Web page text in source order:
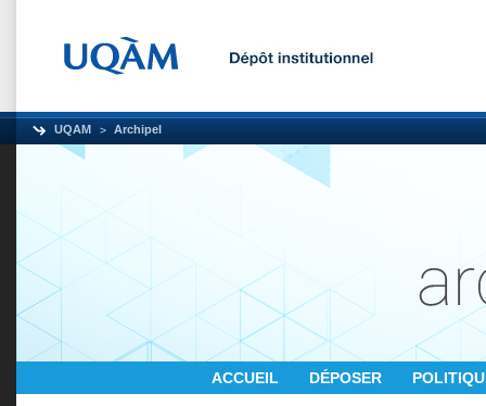
UQAM Archipel
ACCUEIL DÉPOSER